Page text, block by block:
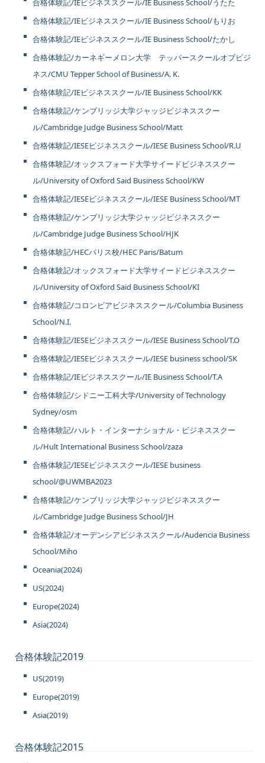
合格体験記/IEビジネススクール/IE Business School/うたた
合格体験記/IEビジネススクール/IE Business School/もりお
合格体験記/IEビジネススクール/IE Business School/たかし
合格体験記/カーネギーメロン大学 テッパースクールオブビジ
ネス/CMU Tepper School of Business/A. K.
合格体験記/IEビジネススクール/IE Business School/KK
合格体験記/ケンブリッジ大学ジャッジビジネススクー
ル/Cambridge Judge Business School/Matt
合格体験記/IESEビジネススクール/IESE Business School/R.U
合格体験記/オックスフォード大学サイードビジネススクー
ル/University of Oxford Said Business School/KW
合格体験記/IESEビジネススクール/IESE Business School/MT
合格体験記/ケンブリッジ大学ジャッジビジネススクー
ル/Cambridge Judge Business School/HJK
合格体験記/HECパリス校/HEC Paris/Batum
合格体験記/オックスフォード大学サイードビジネススクー
ル/University of Oxford Said Business School/KI
合格体験記/コロンビアビジネススクール/Columbia Business
School/N.I.
合格体験記/IESEビジネススクール/IESE Business School/T.O
合格体験記/IESEビジネススクール/IESE business school/SK
合格体験記/IEビジネススクール/IE Business School/T.A
合格体験記/シドニー工科大学/University of Technology
Sydney/osm
合格体験記/ハルト・インターナショナル・ビジネススクー
ル/Hult International Business School/zaza
合格体験記/IESEビジネススクール/IESE business
school/@UWMBA2023
合格体験記/ケンブリッジ大学ジャッジビジネススクー
ル/Cambridge Judge Business School/JH
合格体験記/オーデンシアビジネススクール/Audencia Business
School/Miho
Oceania(2024)
US(2024)
Europe(2024)
Asia(2024)
合格体験記2019
US(2019)
Europe(2019)
Asia(2019)
合格体験記2015